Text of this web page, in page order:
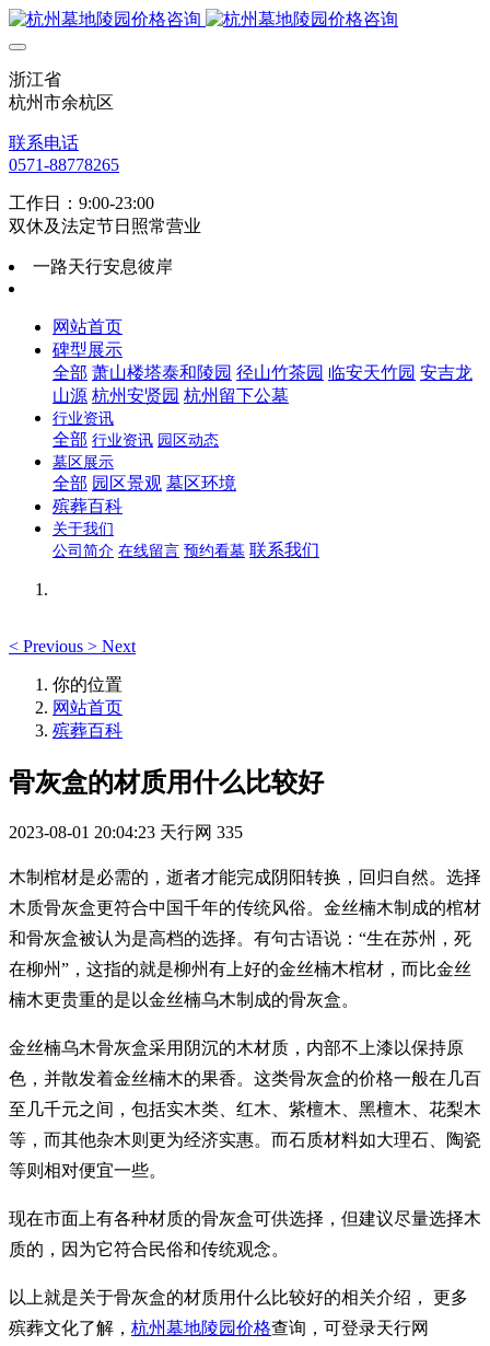
浙江省
杭州市余杭区
联系电话
0571-88778265
工作日：9:00-23:00
双休及法定节日照常营业
一路天行安息彼岸
网站首页
碑型展示
全部 萧山楼塔泰和陵园 径山竹茶园 临安天竹园 安吉龙
山源 杭州安贤园 杭州留下公墓
行业资讯
全部 行业资讯 园区动态
墓区展示
全部 园区景观 墓区环境
殡葬百科
关于我们
公司简介 在线留言 预约看墓 联系我们
< Previous > Next
你的位置
网站首页
殡葬百科
骨灰盒的材质用什么比较好
2023-08-01 20:04:23 天行网 335
木制棺材是必需的，逝者才能完成阴阳转换，回归自然。选择
木质骨灰盒更符合中国千年的传统风俗。金丝楠木制成的棺材
和骨灰盒被认为是高档的选择。有句古语说：“生在苏州，死
在柳州”，这指的就是柳州有上好的金丝楠木棺材，而比金丝
楠木更贵重的是以金丝楠乌木制成的骨灰盒。
金丝楠乌木骨灰盒采用阴沉的木材质，内部不上漆以保持原
色，并散发着金丝楠木的果香。这类骨灰盒的价格一般在几百
至几千元之间，包括实木类、红木、紫檀木、黑檀木、花梨木
等，而其他杂木则更为经济实惠。而石质材料如大理石、陶瓷
等则相对便宜一些。
现在市面上有各种材质的骨灰盒可供选择，但建议尽量选择木
质的，因为它符合民俗和传统观念。
以上就是关于骨灰盒的材质用什么比较好的相关介绍， 更多
殡葬文化了解， 杭州墓地陵园价格查询，可登录天行网